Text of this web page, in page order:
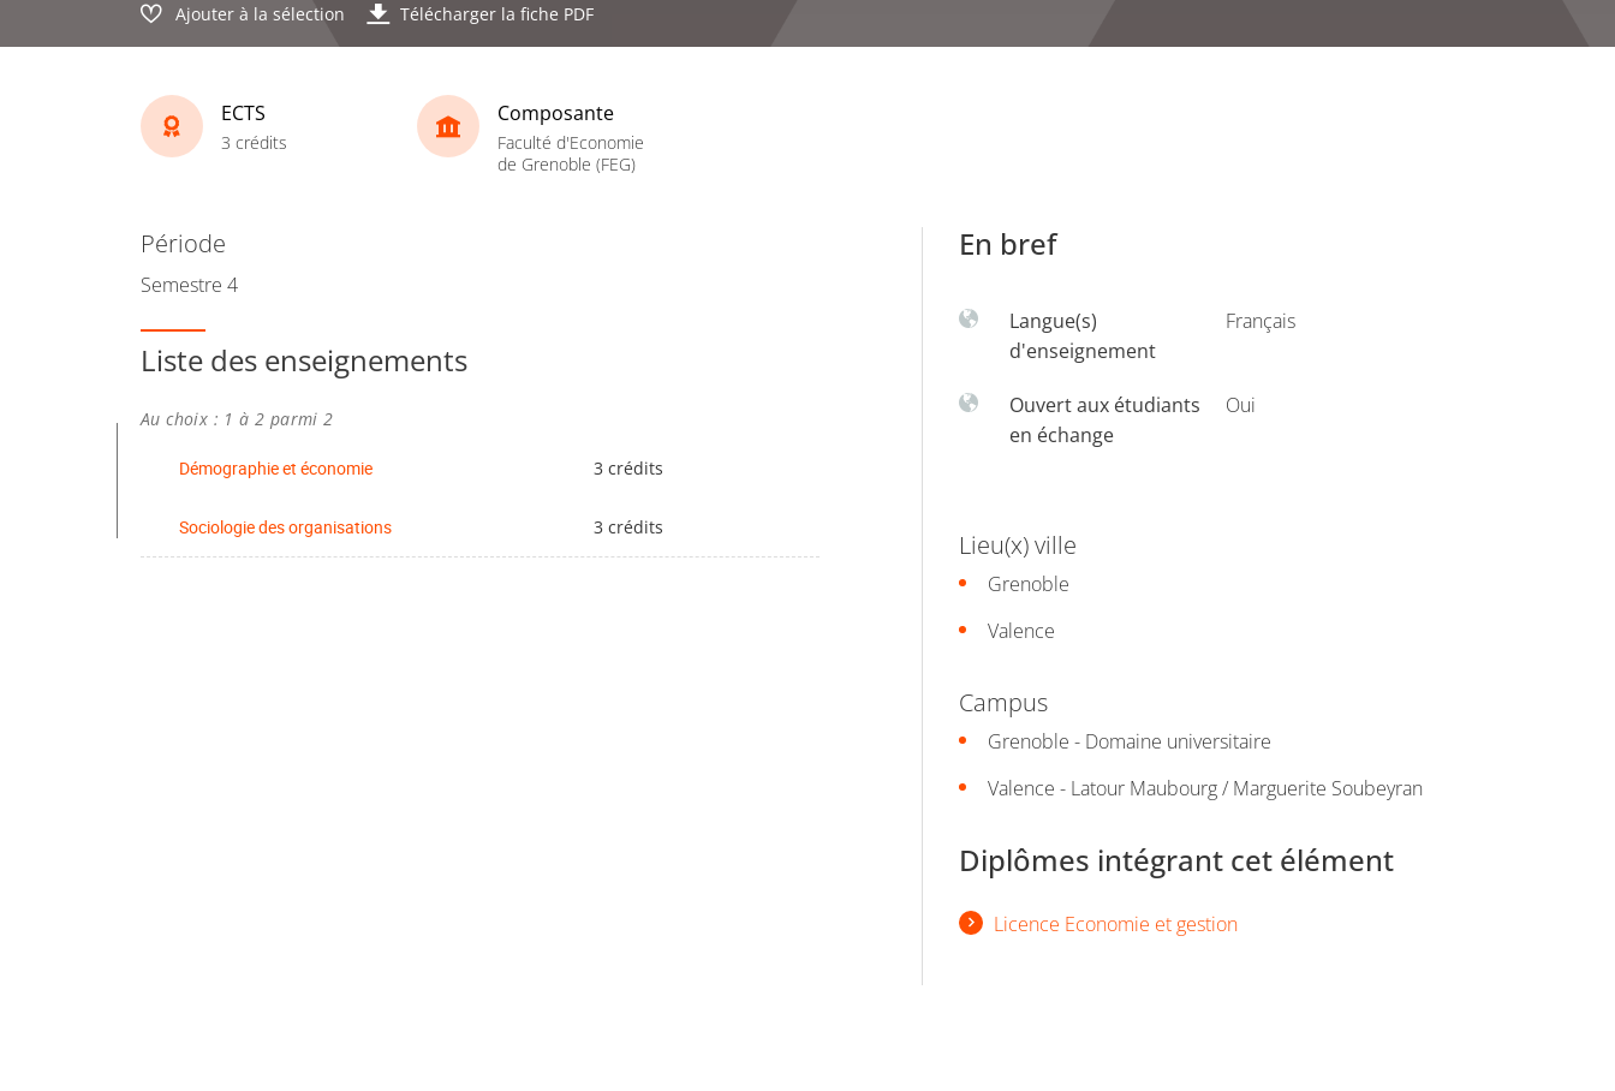
Ajouter à la sélection Télécharger la fiche PDF
ECTS
3 crédits
Composante
Faculté d'Economie
de Grenoble (FEG)
Période
Semestre 4
Liste des enseignements
Au choix : 1 à 2 parmi 2
Démographie et économie 3 crédits
Sociologie des organisations 3 crédits
En bref
Langue(s)
d'enseignement
Français
Ouvert aux étudiants
en échange
Oui
Lieu(x) ville
Grenoble
Valence
Campus
Grenoble - Domaine universitaire
Valence - Latour Maubourg / Marguerite Soubeyran
Diplômes intégrant cet élément
Licence Economie et gestion